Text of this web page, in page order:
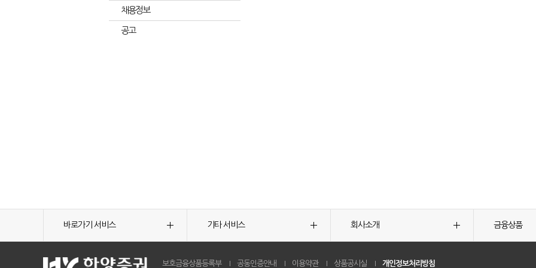
채용정보
공고
바로가기 서비스 기타 서비스 회사소개 금융상품
보호금융상품등록부 공동인증안내 이용약관 상품공시실 개인정보처리방침